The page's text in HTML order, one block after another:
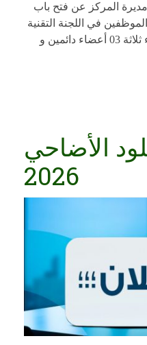
مديرة المركز عن فتح باب
في اللجنة التقنية
و التي تتكون من ستة 06 أعضاء ثلاثة 03 أعضاء دائمين و
الأضاحي
2026